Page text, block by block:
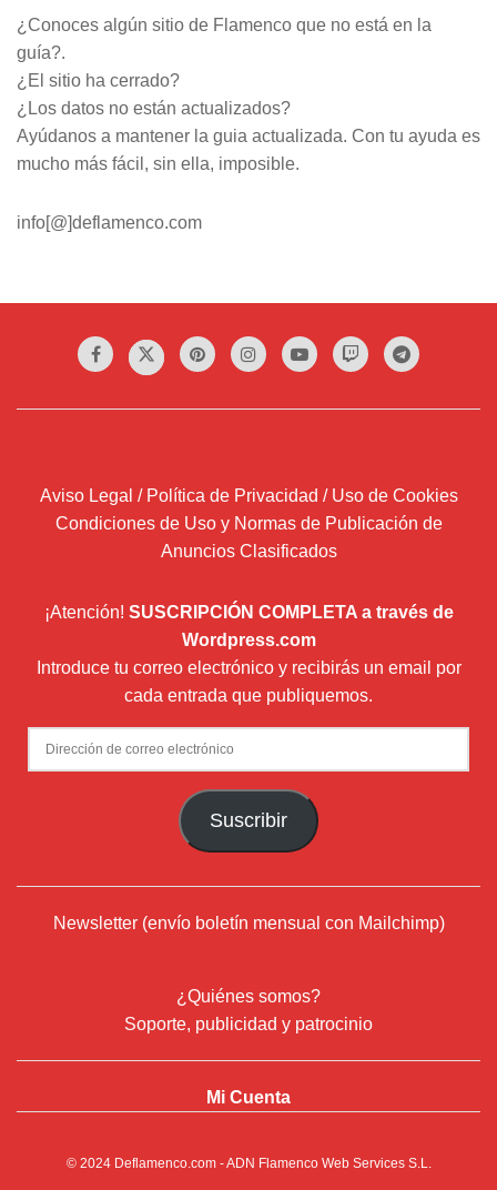
¿Conoces algún sitio de Flamenco que no está en la
guía?.
¿El sitio ha cerrado?
¿Los datos no están actualizados?
Ayúdanos a mantener la guia actualizada. Con tu ayuda es
mucho más fácil, sin ella, imposible.
info[@]deflamenco.com
Aviso Legal / Política de Privacidad / Uso de Cookies
Condiciones de Uso y Normas de Publicación de
Anuncios Clasificados
¡Atención! SUSCRIPCIÓN COMPLETA a través de
Wordpress.com
Introduce tu correo electrónico y recibirás un email por
cada entrada que publiquemos.
Dirección
de
Suscribir
Newsletter (envío boletín mensual con Mailchimp)
¿Quiénes somos?
Soporte, publicidad y patrocinio
Mi Cuenta
© 2024 Deflamenco.com- ADN Flamenco Web Services S.L.